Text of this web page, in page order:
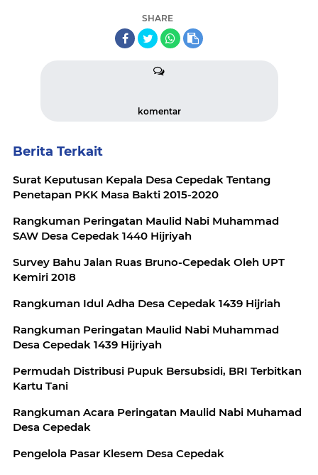
SHARE
komentar
Berita Terkait
Surat Keputusan Kepala Desa Cepedak Tentang
Penetapan PKK Masa Bakti 2015-2020
Rangkuman Peringatan Maulid Nabi Muhammad
SAW Desa Cepedak 1440 Hijriyah
Survey Bahu Jalan Ruas Bruno-Cepedak Oleh UPT
Kemiri 2018
Rangkuman Idul Adha Desa Cepedak 1439 Hijriah
Rangkuman Peringatan Maulid Nabi Muhammad
Desa Cepedak 1439 Hijriyah
Permudah Distribusi Pupuk Bersubsidi, BRI Terbitkan
Kartu Tani
Rangkuman Acara Peringatan Maulid Nabi Muhamad
Desa Cepedak
Pengelola Pasar Klesem Desa Cepedak